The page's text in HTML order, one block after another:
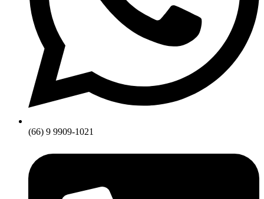
(66) 9 9909-1021